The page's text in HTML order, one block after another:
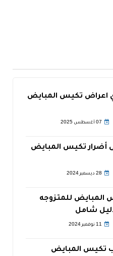
اعراض تكيس المبايض
07 أغسطس 2025
أضرار تكيس المبايض
28 ديسمبر 2024
المبايض للمتزوجه
دليل شامل
11 نوفمبر 2024
تكيس المبايض